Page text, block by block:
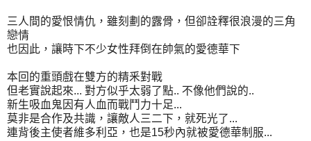
三人間的愛恨情仇，雖刻劃的露骨，但卻詮釋很浪漫的三角
戀情
也因此，讓時下不少女性拜倒在帥氣的愛德華下
本回的重頭戲在雙方的精釆對戰
但老實說起來... 對方似乎太弱了點.. 不像他們說的..
新生吸血鬼因有人血而戰鬥力十足...
莫非是合作及共識，讓敵人三二下，就死光了...
連背後主使者維多利亞，也是15秒內就被愛德華制服...